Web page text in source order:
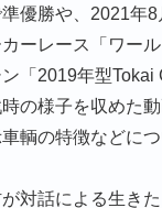
優勝や、2021年
ーレース「ワー
「2019年型
の様子を収めた
輌の特徴などにつ
対話による生き